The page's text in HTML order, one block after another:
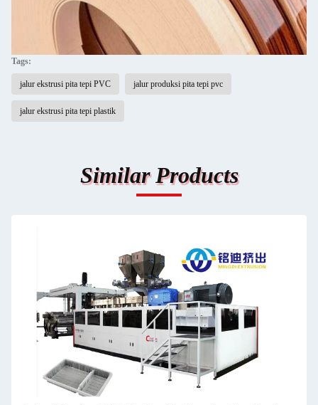
Tags:
jalur ekstrusi pita tepi PVC jalur produksi pita tepi pvc
jalur ekstrusi pita tepi plastik
Similar Products